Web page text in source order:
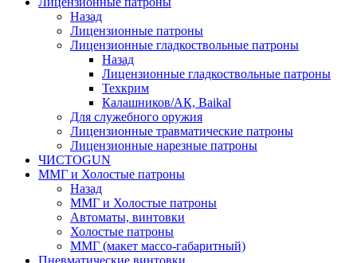
Назад
Лицензионные патроны
Лицензионные гладкоствольные патроны
Назад
Лицензионные гладкоствольные патроны
Техкрим
Калашников/АК, Baikal
Для служебного оружия
Лицензионные травматические патроны
Лицензионные нарезные патроны
ЧИСТОGUN
ММГ и Холостые патроны
Назад
ММГ и Холостые патроны
Автоматы, винтовки
Холостые патроны
ММГ (макет массо-габаритный)
Пневматические винтовки